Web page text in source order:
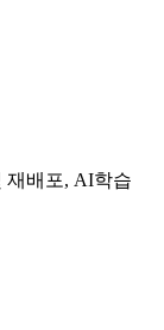
배포, AI학습